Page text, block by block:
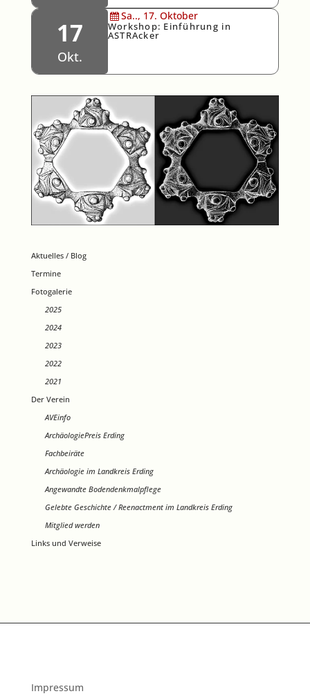
17
Okt.
Sa.., 17. Oktober
Workshop: Einführung in
ASTRAcker
Aktuelles / Blog
Termine
Fotogalerie
2025
2024
2023
2022
2021
Der Verein
AVEinfo
ArchäologiePreis Erding
Fachbeiräte
Archäologie im Landkreis Erding
Angewandte Bodendenkmalpflege
Gelebte Geschichte / Reenactment im Landkreis Erding
Mitglied werden
Links und Verweise
Impressum